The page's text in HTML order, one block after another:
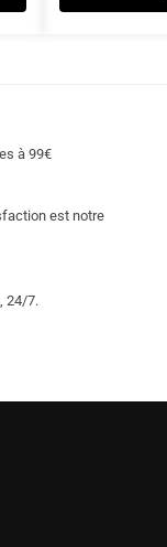
la
à 99€
est notre
24/7.